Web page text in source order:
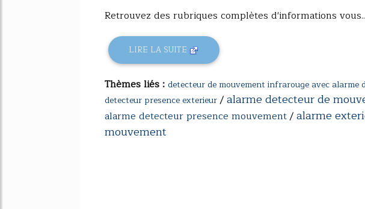
Retrouvez des rubriques complètes d'informations
LIRE LA SUITE
Thèmes liés : detecteur de mouvement infrarouge avec alarme
detecteur presence exterieur/alarme detecteur de
alarme detecteur presence mouvement/alarme
mouvement